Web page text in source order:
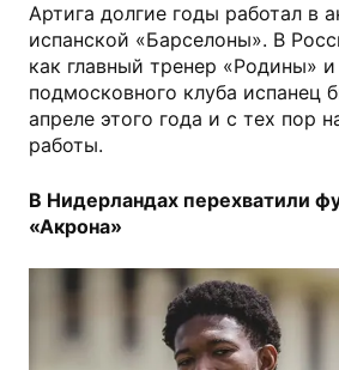
Артига долгие годы работал в
испанской «Барселоны». В
как главный тренер «Родины»
подмосковного клуба испанец
апреле этого года и с тех пор
работы.
В Нидерландах перехватили
«Акрона»